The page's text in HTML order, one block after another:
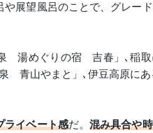
展望風呂のことで、グレー
湯めぐりの宿 吉春」､稲
青山やまと」､伊豆高原にあ
ライベート感だ。混み具合や